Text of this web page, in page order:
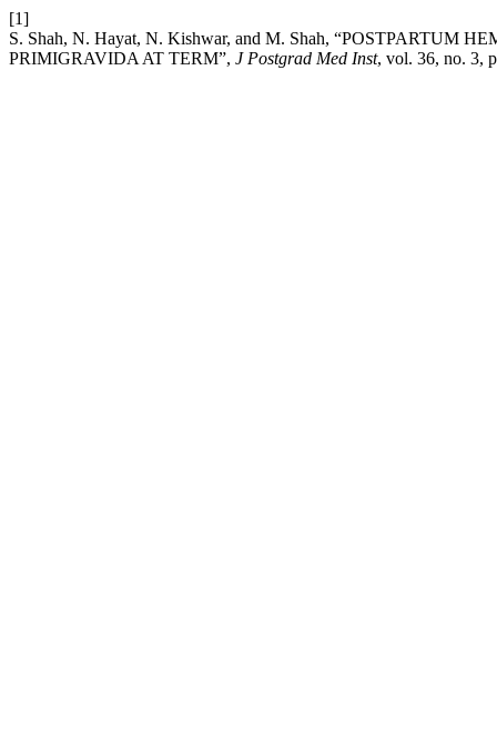
[1]
S. Shah, N. Hayat, N. Kishwar, and M. Shah, “POSTPARTUM
PRIMIGRAVIDA AT TERM”, J Postgrad Med Inst, vol. 36, no. 3,